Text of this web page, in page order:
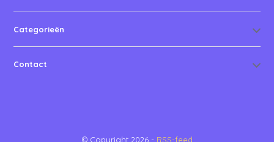
Categorieën
Contact
© Copyright 2026 - RSS-feed